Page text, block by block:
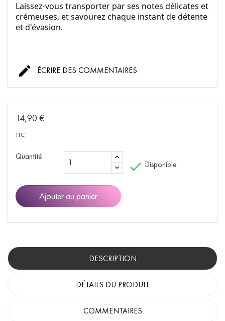
Laissez-vous transporter par ses notes délicates et
crémeuses, et savourez chaque instant de détente
et d'évasion.
 ÉCRIRE DES COMMENTAIRES
14,90 €
TTC
Quantité
Ajouter au panier
 Disponible
DESCRIPTION
DÉTAILS DU PRODUIT
COMMENTAIRES